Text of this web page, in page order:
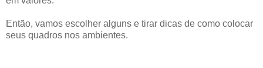
Então, vamos escolher alguns e tirar dicas de como colocar
seus quadros nos ambientes.